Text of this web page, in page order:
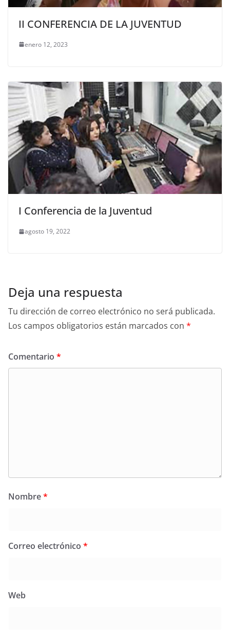
II CONFERENCIA DE LA JUVENTUD
enero 12, 2023
I Conferencia de la Juventud
agosto 19, 2022
Deja una respuesta
Tu dirección de correo electrónico no será publicada.
Los campos obligatorios están marcados con *
Comentario *
Nombre*
Correo electrónico *
Web